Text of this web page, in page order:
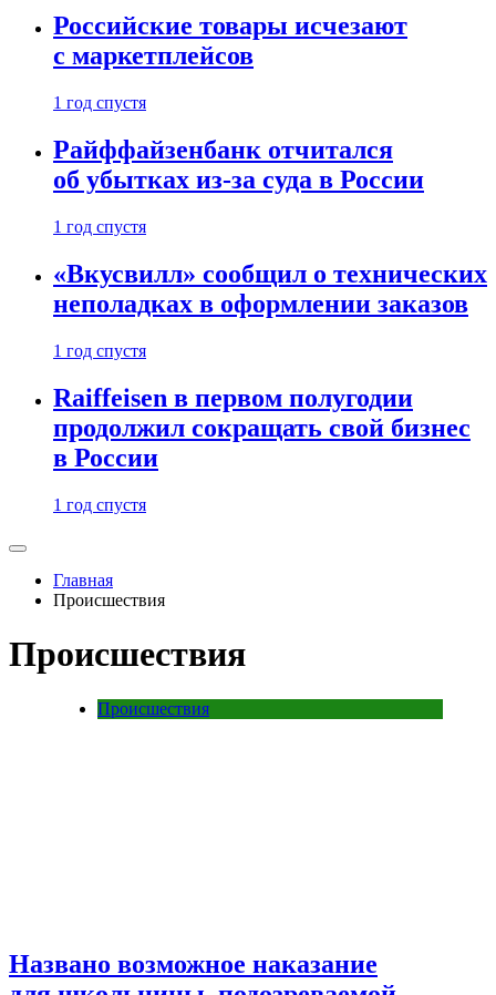
Российские товары исчезают
с маркетплейсов
1 год спустя
Райффайзенбанк отчитался
об убытках из-за суда в России
1 год спустя
«Вкусвилл» сообщил о технических
неполадках в оформлении заказов
1 год спустя
Raiffeisen в первом полугодии
продолжил сокращать свой бизнес
в России
1 год спустя
Главная
Происшествия
Происшествия
Происшествия
Названо возможное наказание